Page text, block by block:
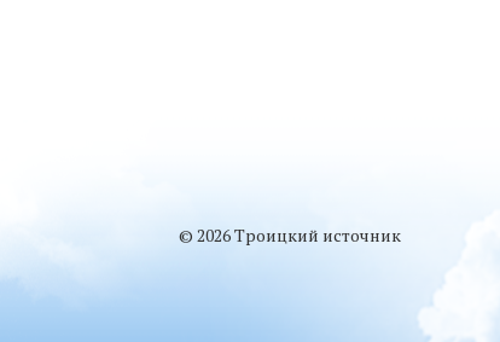
© 2026 Троицкий источник